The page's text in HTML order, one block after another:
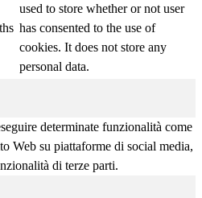
used to store whether or not user
has consented to the use of
cookies. It does not store any
personal data.
determinate funzionalità come
Web su piattaforme di social media,
di terze parti.